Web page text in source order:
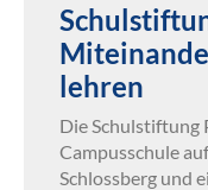
lehren
Die Schulstiftung
Campusschule
Schlossberg und